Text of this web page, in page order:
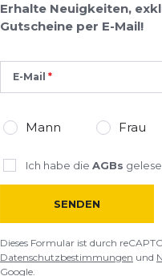
Erhalte Neuigkeiten,
Gutscheine per E-Mail!
E-Mail
Mann Frau
Ich habe die AGBs
SENDEN
Dieses Formular ist durch
Datenschutzbestimmungen und
Google.